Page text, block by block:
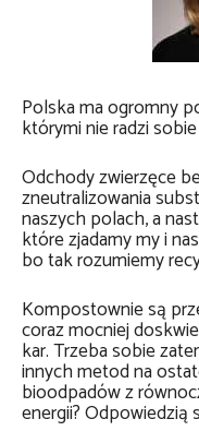
Polska ma ogromny
którymi nie radzi
Odchody zwierzęce
zneutralizowania
naszych polach, a
które zjadamy my i
bo tak rozumiemy
Kompostownie są
coraz mocniej
kar. Trzeba sobie
innych metod na
bioodpadów z
energii? Odpowiedzią